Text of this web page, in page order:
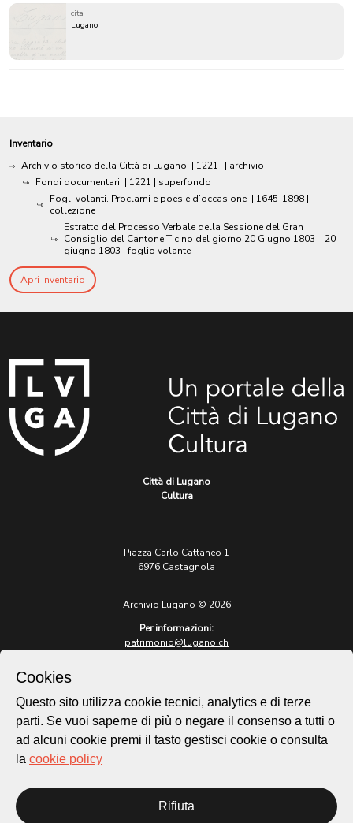
cita
Lugano
Inventario
Archivio storico della Città di Lugano | 1221- | archivio
Fondi documentari | 1221 | superfondo
Fogli volanti. Proclami e poesie d’occasione | 1645-1898 |
collezione
Estratto del Processo Verbale della Sessione del Gran
Consiglio del Cantone Ticino del giorno 20 Giugno 1803 | 20
giugno 1803 | foglio volante
Apri Inventario
Città di Lugano
Cultura
Piazza Carlo Cattaneo 1
6976 Castagnola
Archivio Lugano © 2026
Per informazioni:
patrimonio@lugano.ch
lugano.ch
Cookie policy
Homepage
Temi
Cookies
Questo sito utilizza cookie tecnici, analytics e di terze
parti. Se vuoi saperne di più o negare il consenso a tutti o
ad alcuni cookie premi il tasto gestisci cookie o consulta
la cookie policy
Rifiuta